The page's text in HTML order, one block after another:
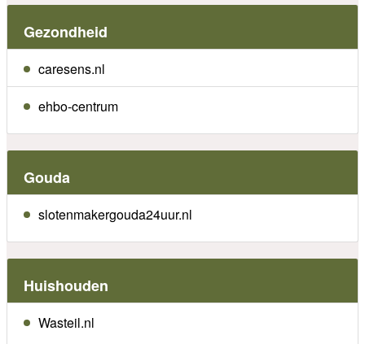
Gezondheid
caresens.nl
ehbo-centrum
Gouda
slotenmakergouda24uur.nl
Huishouden
Wasteil.nl